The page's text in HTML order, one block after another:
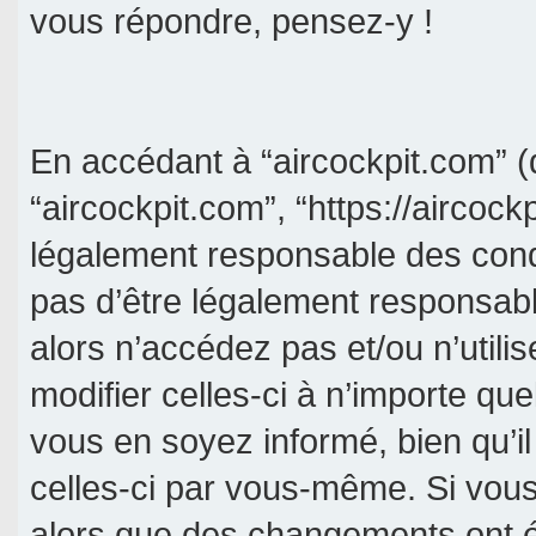
vous répondre, pensez-y !
En accédant à “aircockpit.com”
“aircockpit.com”, “https://
légalement responsable des
pas d’être légalement
alors n’accédez pas et/ou
modifier celles-ci à n’importe
vous en soyez informé, bien
celles-ci par vous-même. Si